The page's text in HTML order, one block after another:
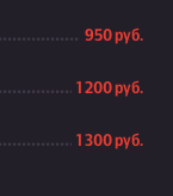
950 руб.
1 200 руб.
1 300 руб.